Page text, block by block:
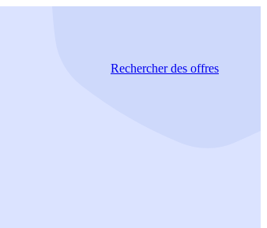
Rechercherdes offres